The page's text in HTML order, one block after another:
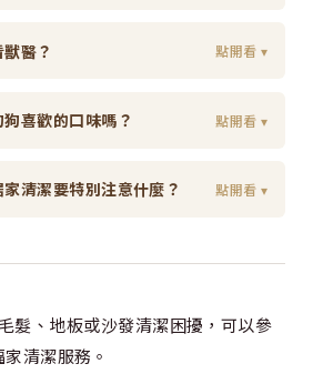
醫？ 點開看 ▾
喜歡的口味嗎？ 點開看 ▾
清潔要特別注意什麼？ 點開看 ▾
髮、地板或沙發清潔困擾，可以參
清潔服務。